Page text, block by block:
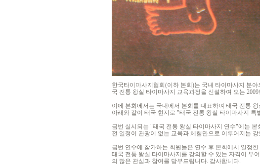
한국타이마사지협회(이하 본회)는 국내 타이마사지 분
국 전통 왕실 타이마사지 교육과정을 신설하여 오는
이에 본회에서는 국내에서 본회를 대표하여 태국 전통
아래와 같이 태국 현지로 "태국 전통 왕실 타이마사지 특
금번 실시되는 "태국 전통 왕실 타이마사지 연수"에는
전 일정이 관광이 없는 교육과 체험만으로 이루어지는
금번 연수에 참가하는 회원들은 연수 후 본회에서 일정
태국 전통 왕실 타이마사지를 강의할 수 있는 자격이 부
의 많은 관심과 참여를 당부드립니다. 감사합니다.